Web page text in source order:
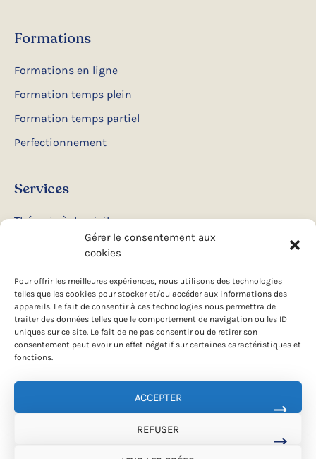
Gérer le consentement aux
cookies
Pour offrir les meilleures expériences, nous utilisons des technologies
telles que les cookies pour stocker et/ou accéder aux informations des
appareils. Le fait de consentir à ces technologies nous permettra de
traiter des données telles que le comportement de navigation ou les ID
uniques sur ce site. Le fait de ne pas consentir ou de retirer son
consentement peut avoir un effet négatif sur certaines caractéristiques et
fonctions.
ACCEPTER
REFUSER
Formations
Formations en ligne
Formation temps plein
Formation temps partiel
Perfectionnement
Services
Thérapie à domicile
Ateliers et conférences
Suivez-nous
Facebook
© 2026 Formation Intervenants Canins. Tous droits réservés.